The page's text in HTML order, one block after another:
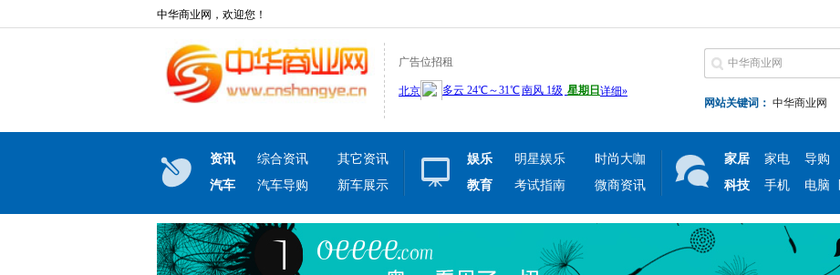
中华商业网，欢迎您！
广告位招租
网站关键词： 中华商业网
资讯 综合资讯
其它资讯
汽车
汽车导购 新车展示
娱乐 明星娱乐
时尚大咖
教育
考试指南 微商资讯
家居 家电 导购
科技
手机 电脑